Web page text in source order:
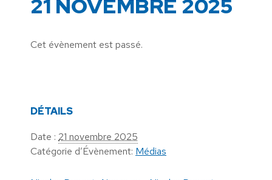
21 NOVEMBRE 2025
Cet évènement est passé.
DÉTAILS
Date : 21 novembre 2025
Catégorie d’Évènement: Médias